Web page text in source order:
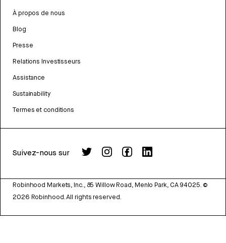
À propos de nous
Blog
Presse
Relations Investisseurs
Assistance
Sustainability
Termes et conditions
Suivez-nous sur
Robinhood Markets, Inc., 85 Willow Road, Menlo Park, CA 94025. ©
2026 Robinhood. All rights reserved.